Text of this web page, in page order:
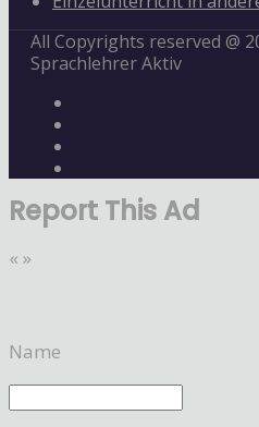
All Copyrights reserved @
Sprachlehrer Aktiv
Report This Ad
« »
Name